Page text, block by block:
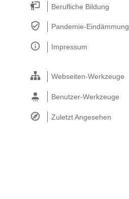
Berufliche Bildung
Pandemie-Eindämmung
Impressum
Webseiten-Werkzeuge
Benutzer-Werkzeuge
Zuletzt Angesehen